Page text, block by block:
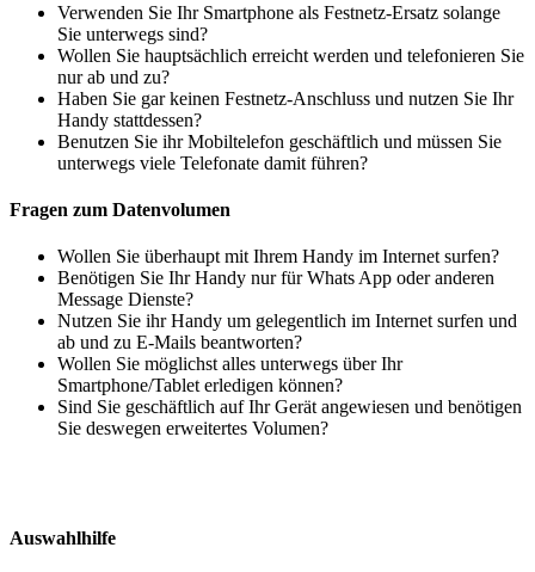
Verwenden Sie Ihr Smartphone als Festnetz-Ersatz solange
Sie unterwegs sind?
Wollen Sie hauptsächlich erreicht werden und telefonieren Sie
nur ab und zu?
Haben Sie gar keinen Festnetz-Anschluss und nutzen Sie Ihr
Handy stattdessen?
Benutzen Sie ihr Mobiltelefon geschäftlich und müssen Sie
unterwegs viele Telefonate damit führen?
Fragen zum Datenvolumen
Wollen Sie überhaupt mit Ihrem Handy im Internet surfen?
Benötigen Sie Ihr Handy nur für Whats App oder anderen
Message Dienste?
Nutzen Sie ihr Handy um gelegentlich im Internet surfen und
ab und zu E-Mails beantworten?
Wollen Sie möglichst alles unterwegs über Ihr
Smartphone/Tablet erledigen können?
Sind Sie geschäftlich auf Ihr Gerät angewiesen und benötigen
Sie deswegen erweitertes Volumen?
Auswahlhilfe